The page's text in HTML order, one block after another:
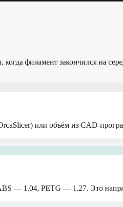
когда филамент закончился на
или объём из CAD-
— 1.04, PETG — 1.27. Это